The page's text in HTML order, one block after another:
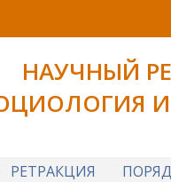
НАУЧНЫЙ
И
РЕТРАКЦИЯ